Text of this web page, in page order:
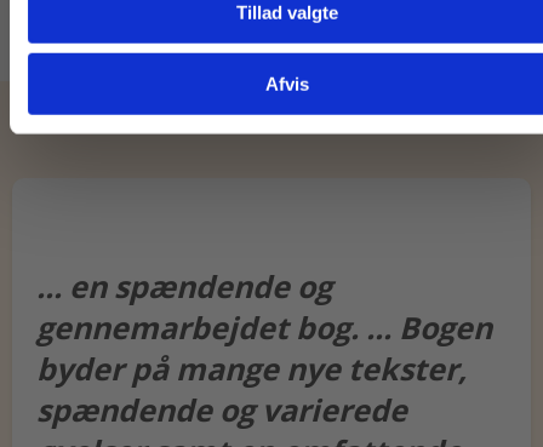
Tillad valgte
Afvis
... en spændende og
gennemarbejdet bog. ... Bogen
byder på mange nye tekster,
spændende og varierede
Gå til praxisOnline